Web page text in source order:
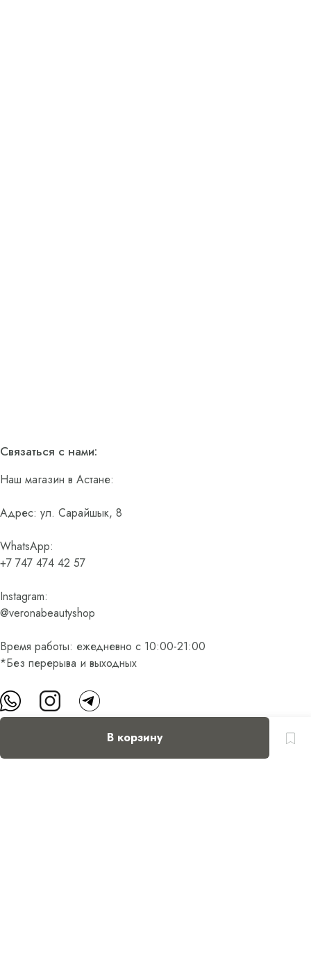
В корзину
Связаться с нами:
Наш магазин в Астане:
Адрес: ул. Сарайшык, 8
WhatsApp:
+7 747 474 42 57
Instagram:
@veronabeautyshop
Время работы: ежедневно с 10:00-21:00
*Без перерыва и выходных
Доставка и оплата